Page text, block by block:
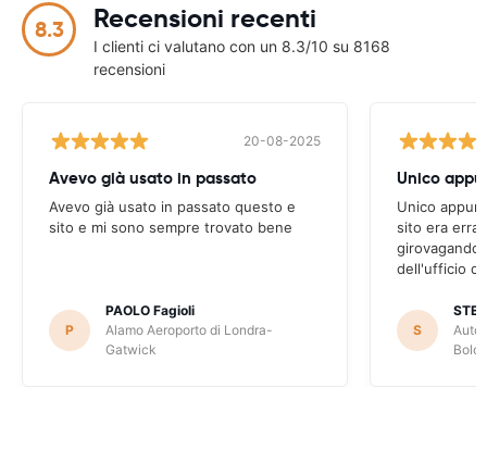
8.3 Recensioni recenti
I clienti ci valutano con un 8.3/10 su 8168
recensioni
20-08-2025
Avevo già usato in passato
Avevo già usato in passato questo e
sito e mi sono sempre trovato bene
P
PAOLO Fagioli
Alamo Aeroporto di Londra-
Gatwick
Unico
sito era
girovagando
dell'ufficio di
S